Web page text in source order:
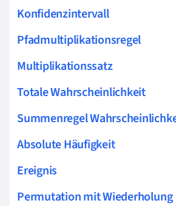
Konfidenzintervall
Pfadmultiplikationsregel
Multiplikationssatz
Totale Wahrscheinlichkeit
Summenregel
Absolute Häufigkeit
Ereignis
Permutation mit Wiederholung